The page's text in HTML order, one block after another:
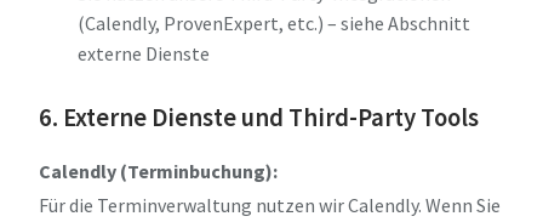
(Calendly, ProvenExpert, etc.) – siehe Abschnitt
externe Dienste
6. Externe Dienste und Third-Party Tools
Calendly (Terminbuchung):
Für die Terminverwaltung nutzen wir Calendly. Wenn Sie